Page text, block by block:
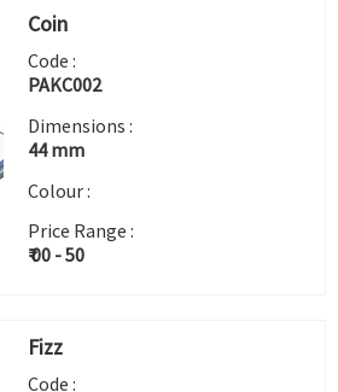
Coin
Code :
PAKC002
Dimensions :
44 mm
Colour :
Price Range :
₹ 00 - 50
Fizz
Code :